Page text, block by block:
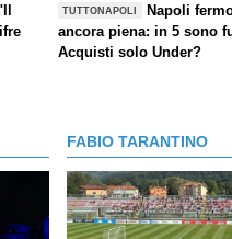
TUTTONAPOLI
Napoli
ancora piena: in 5 sono
Acquisti solo Under?
FABIO TARANTINO